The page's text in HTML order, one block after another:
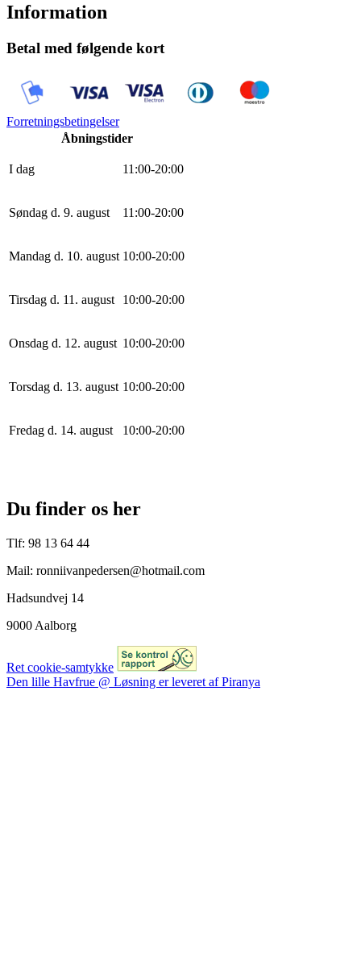
Information
Betal med følgende kort
Forretningsbetingelser
Åbningstider
I dag 11:00-20:00
Søndag d. 9. august 11:00-20:00
Mandag d. 10. august 10:00-20:00
Tirsdag d. 11. august 10:00-20:00
Onsdag d. 12. august 10:00-20:00
Torsdag d. 13. august 10:00-20:00
Fredag d. 14. august 10:00-20:00
Du finder os her
Tlf: 98 13 64 44
Mail: ronniivanpedersen@hotmail.com
Hadsundvej 14
9000 Aalborg
Ret cookie-samtykke
Den lille Havfrue @ Løsning er leveret af Piranya